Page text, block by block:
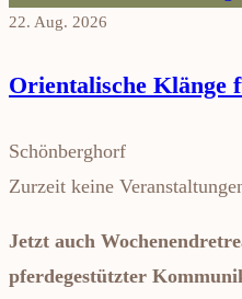
22. Aug. 2026
Orientalische Klänge
Schönberghorf
Zurzeit keine
Jetzt auch
pferdegestützter